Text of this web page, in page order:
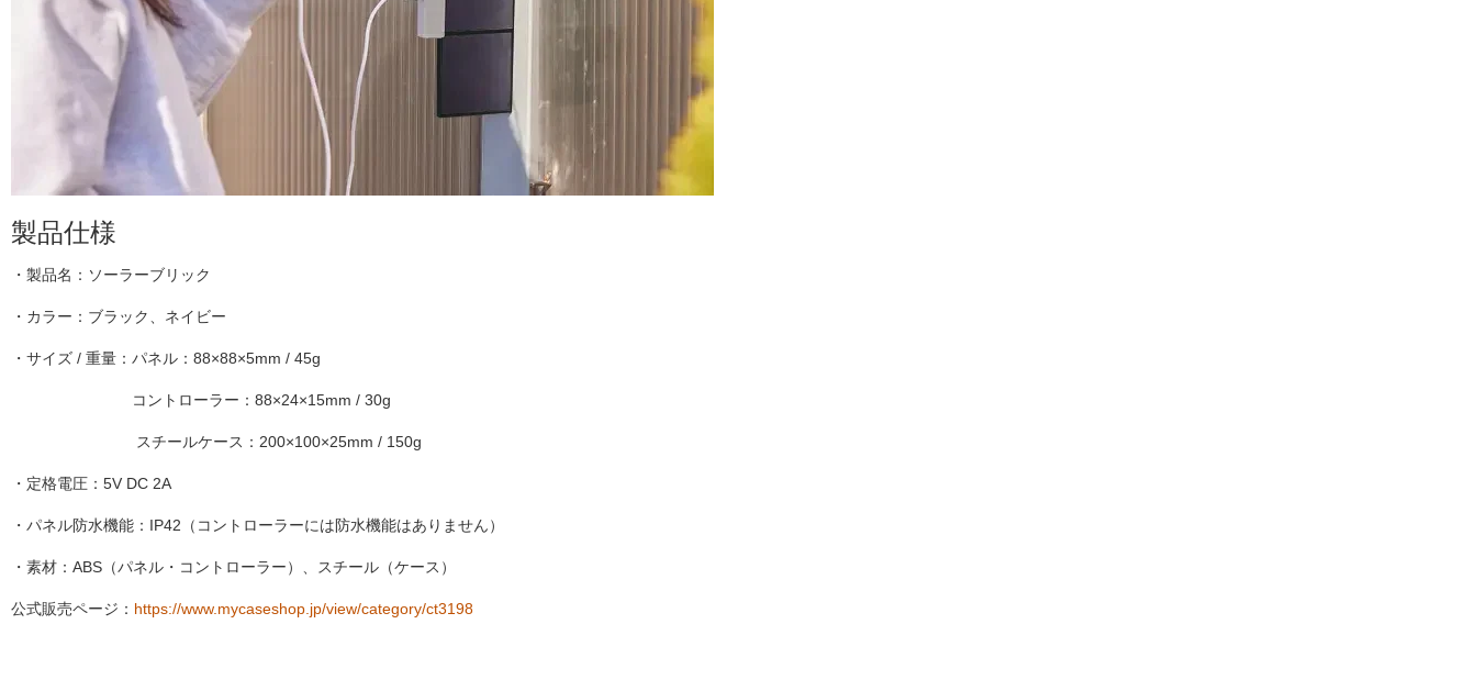
製品仕様
・製品名：ソーラーブリック
・カラー：ブラック、ネイビー
・サイズ / 重量：パネル：88×88×5mm / 45g
コントローラー：88×24×15mm / 30g
スチールケース：200×100×25mm / 150g
・定格電圧：5V DC 2A
・パネル防水機能：IP42（コントローラーには防水機能はありません）
・素材：ABS（パネル・コントローラー）、スチール（ケース）
公式販売ページ： https://www.mycaseshop.jp/view/category/ct3198